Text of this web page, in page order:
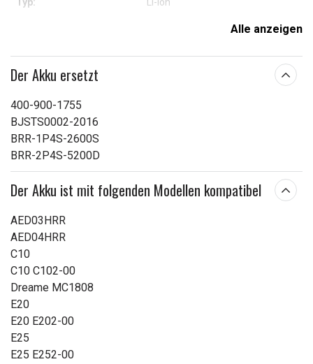
142.10 x 43.70 x 44.30 mm
Kapazität: 5200 mAh
Alle anzeigen
Der Akku ersetzt
400-900-1755
BJSTS0002-2016
BRR-1P4S-2600S
BRR-2P4S-5200D
Der Akku ist mit folgenden Modellen kompatibel
AED03HRR
AED04HRR
C10
C10 C102-00
Dreame MC1808
E20
E20 E202-00
E25
E25 E252-00